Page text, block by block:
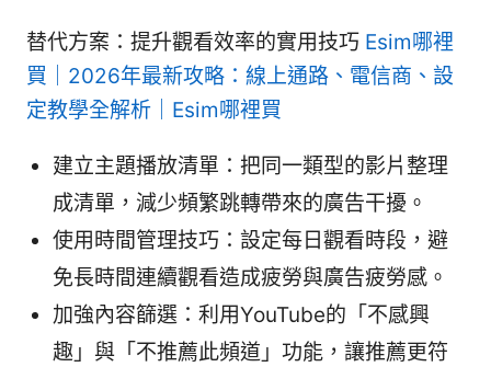
替代方案：提升觀看效率的實用技巧 Esim哪裡
買｜2026年最新攻略：線上通路、電信商、設
定教學全解析｜Esim哪裡買
建立主題播放清單：把同一類型的影片整理
成清單，減少頻繁跳轉帶來的廣告干擾。
使用時間管理技巧：設定每日觀看時段，避
免長時間連續觀看造成疲勞與廣告疲勞感。
加強內容篩選：利用YouTube的「不感興
趣」與「不推薦此頻道」功能，讓推薦更符